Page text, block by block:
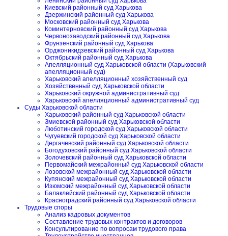
Киевский районный суд Харькова
Дзержинский районный суд Харькова
Московский районный суд Харькова
Коминтерновский районный суд Харькова
Червонозаводский районный суд Харькова
Фрунзенский районный суд Харькова
Орджоникидзевский районный суд Харькова
Октябрьский районный суд Харькова
Апелляционный суд Харьковской области (Харьковский
апелляционный суд)
Харьковский апелляционный хозяйственный суд
Хозяйственный суд Харьковской области
Харьковский окружной административный суд
Харьковский апелляционный административный суд
Суды Харьковской области
Харьковский районный суд Харьковской области
Змиевской районный суд Харьковской области
Люботинский городской суд Харьковской области
Чугуевский городской суд Харьковской области
Дергачевский районный суд Харьковской области
Богодуховский районный суд Харьковской области
Золочевский районный суд Харьковской области
Первомайский межрайонный суд Харьковской области
Лозовской межрайонный суд Харьковской области
Купянский межрайонный суд Харьковской области
Изюмский межрайонный суд Харьковской области
Балаклейский районный суд Харьковской области
Красноградский районный суд Харьковской области
Трудовые споры
Анализ кадровых документов
Составление трудовых контрактов и договоров
Консультирование по вопросам трудового права